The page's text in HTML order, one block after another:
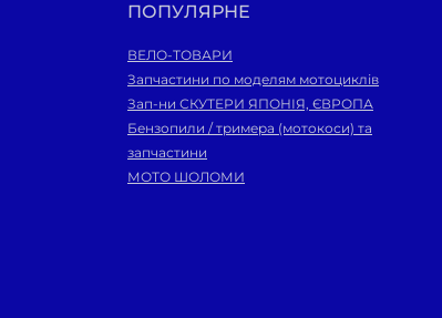
ПОПУЛЯРНЕ
ВЕЛО-ТОВАРИ
Запчастини по моделям мотоциклів
Зап-ни СКУТЕРИ ЯПОНІЯ, ЄВРОПА
Бензопили / тримера (мотокоси) та
запчастини
МОТО ШОЛОМИ